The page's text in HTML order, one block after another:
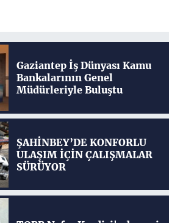
Gaziantep İş Dünyası Kamu
Bankalarının Genel
Müdürleriyle Buluştu
ŞAHİNBEY’DE KONFORLU
ULAŞIM İÇİN ÇALIŞMALAR
SÜRÜYOR